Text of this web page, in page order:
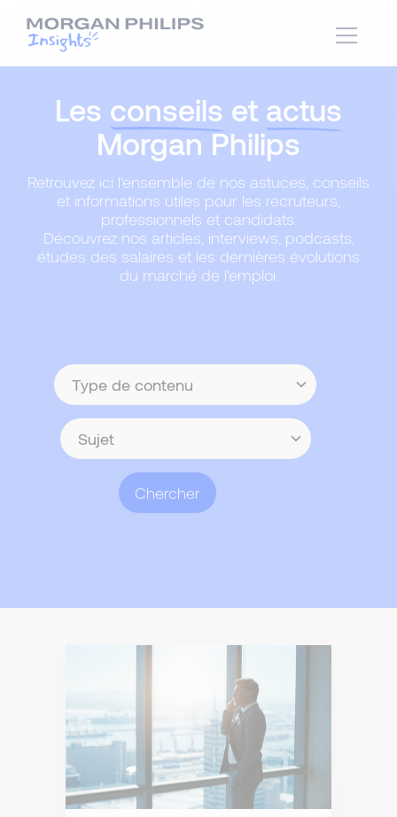
Les conseils et actus
Morgan Philips
Retrouvez ici l'ensemble de nos astuces, conseils
et informations utiles pour les recruteurs,
professionnels et candidats.
Découvrez nos articles, interviews, podcasts,
études des salaires et les dernières évolutions
du marché de l'emploi.
Type
de
contenu
Sujet
Chercher